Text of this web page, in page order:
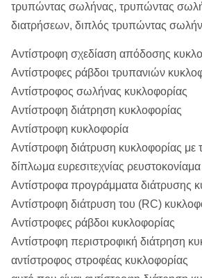
τρυπώντας σωλήνας, τρυπώντας
διατρήσεων, διπλός τρυπώντας
Αντίστροφη σχεδίαση απόδοσης
Αντίστροφες ράβδοι τρυπανιών
Αντίστροφος σωλήνας κυκλοφορίας
Αντίστροφη διάτρηση κυκλοφορίας
Αντίστροφη κυκλοφορία
Αντίστροφη διάτρυση κυκλοφορίας με
δίπλωμα ευρεσιτεχνίας ρευστοκονίαμα
Αντίστροφα προγράμματα διάτρυσης
Αντίστροφη διάτρυση του (RC)
Αντίστροφες ράβδοι κυκλοφορίας
Αντίστροφη περιστροφική διάτρηση
αντίστροφος στροφέας κυκλοφορίας